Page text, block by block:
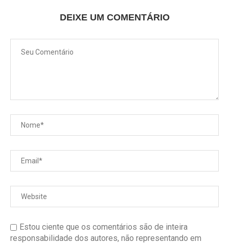
DEIXE UM COMENTÁRIO
Estou ciente que os comentários são de inteira
responsabilidade dos autores, não representando em